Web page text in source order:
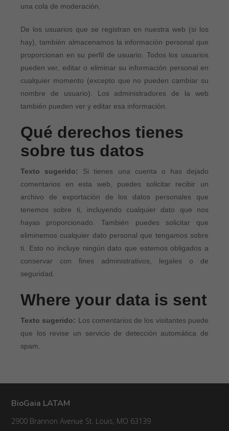
Paraguay
Perú
República Dominicana
una cola de moderación.
De los usuarios que se registran en nuestra web (si los
hay), también almacenamos la información personal que
proporcionan en su perfil de usuario. Todos los usuarios
pueden ver, editar o eliminar su información personal en
cualquier momento (excepto que no pueden cambiar su
nombre de usuario). Los administradores de la web
también pueden ver y editar esa información.
Qué derechos tienes
sobre tus datos
Texto sugerido: Si tienes una cuenta o has dejado
comentarios en esta web, puedes solicitar recibir un
archivo de exportación de los datos personales que
tenemos sobre ti, incluyendo cualquier dato que nos
hayas proporcionado. También puedes solicitar que
eliminemos cualquier dato personal que tengamos sobre
ti. Esto no incluye ningún dato que estemos obligados a
conservar con fines administrativos, legales o de
seguridad.
Where your data is sent
Texto sugerido: Los comentarios de los visitantes puede
que los revise un servicio de detección automática de
spam.
BioGaia LATAM
2900 Brannon Avenue St. Louis, MO 63139